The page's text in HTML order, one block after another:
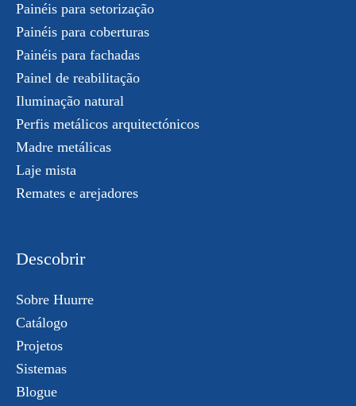
Painéis para setorização
Painéis para coberturas
Painéis para fachadas
Painel de reabilitação
Iluminação natural
Perfis metálicos arquitectónicos
Madre metálicas
Laje mista
Remates e arejadores
Descobrir
Sobre Huurre
Catálogo
Projetos
Sistemas
Blogue